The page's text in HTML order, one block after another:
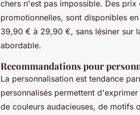
chers n'est pas impossible. Des
promotionnelles, sont disponibles
39,90 € à 29,90 €, sans lésiner sur
abordable.
Recommandations pour
La personnalisation est tendance
personnalisés permettent d'exprimer
de couleurs audacieuses, de motifs